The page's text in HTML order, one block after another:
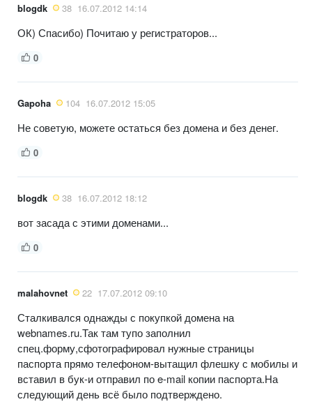
blogdk 38 16.07.2012 14:14
ОК) Спасибо) Почитаю у регистраторов...
0
Gapoha 104 16.07.2012 15:05
Не советую, можете остаться без домена и без денег.
0
blogdk 38 16.07.2012 18:12
вот засада с этими доменами...
0
malahovnet 22 17.07.2012 09:10
Сталкивался однажды с покупкой домена на
webnames.ru.Так там тупо заполнил
спец.форму,сфотографировал нужные страницы
паспорта прямо телефоном-вытащил флешку с мобилы и
вставил в бук-и отправил по e-mail копии паспорта.На
следующий день всё было подтверждено.